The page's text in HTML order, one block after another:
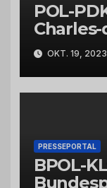
POL-
Bad
OKT. 19, 2023
PRESSEPORTAL
BPOL-